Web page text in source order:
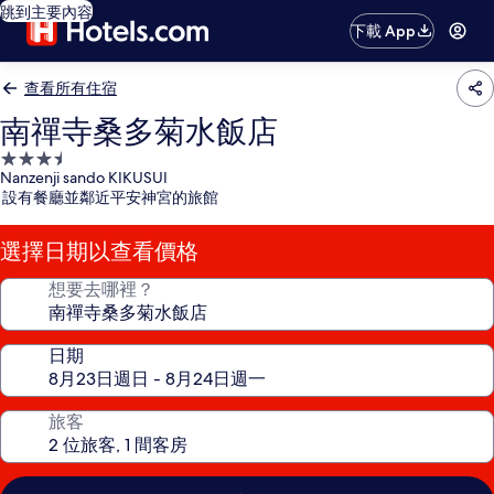
跳到主要內容
下載 App
查看所有住宿
南禪寺桑多菊水飯店
3.5
星
級
住
宿
Nanzenji sando KIKUSUI
設有餐廳並鄰近平安神宮的旅館
選擇日期以查看價格
想要去哪裡？
日期
旅客